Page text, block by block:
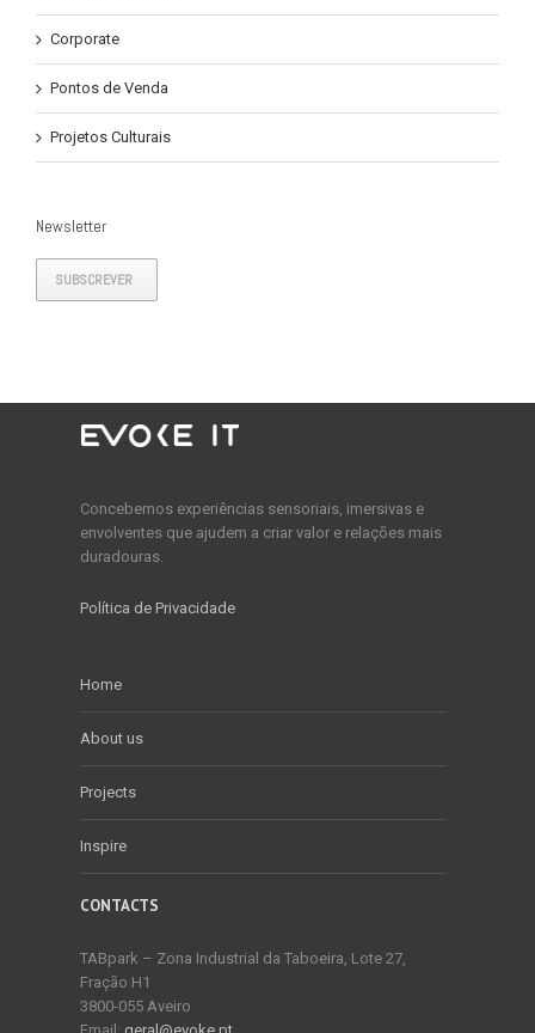
Corporate
Pontos de Venda
Projetos Culturais
Newsletter
SUBSCREVER
Concebemos experiências sensoriais, imersivas e
envolventes que ajudem a criar valor e relações mais
duradouras.
Política de Privacidade
Home
About us
Projects
Inspire
CONTACTS
TABpark – Zona Industrial da Taboeira, Lote 27,
Fração H1
3800-055 Aveiro